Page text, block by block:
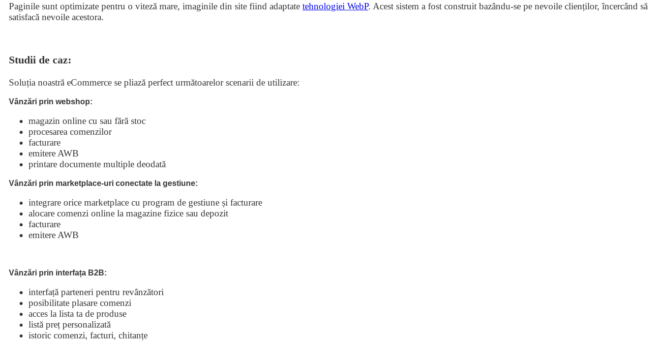
Paginile sunt optimizate pentru o viteză mare, imaginile din site fiind adaptate tehnologiei WebP. Acest sistem a fost construit bazându-se pe nevoile clienților, încercând să
satisfacă nevoile acestora.
Studii de caz:
Soluția noastră eCommerce se pliază perfect următoarelor scenarii de utilizare:
Vânzări prin webshop:
magazin online cu sau fără stoc
procesarea comenzilor
facturare
emitere AWB
printare documente multiple deodată
Vânzări prin marketplace-uri conectate la gestiune:
integrare orice marketplace cu program de gestiune și facturare
alocare comenzi online la magazine fizice sau depozit
facturare
emitere AWB
Vânzări prin interfața B2B:
interfață parteneri pentru revânzători
posibilitate plasare comenzi
acces la lista ta de produse
listă preț personalizată
istoric comenzi, facturi, chitanțe